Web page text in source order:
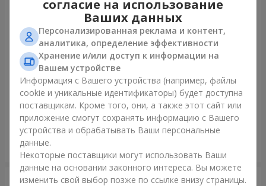
Букет "Kamaliya"
9 732 грн
Букет "Moon Dance"
7 370 грн
согласие на использование
Ваших данных
Персонализированная реклама и контент,
аналитика, определение эффективности
Хранение и/или доступ к информации на
Вашем устройстве
Информация с Вашего устройства (например, файлы
cookie и уникальные идентификаторы) будет доступна
поставщикам. Кроме того, они, а также этот сайт или
приложение смогут сохранять информацию с Вашего
устройства и обрабатывать Ваши персональные
данные.
Некоторые поставщики могут использовать Ваши
данные на основании законного интереса. Вы можете
изменить свой выбор позже по ссылке внизу страницы.